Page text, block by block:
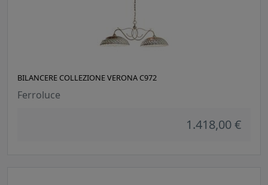
BILANCERE COLLEZIONE VERONA C972
Ferroluce
1.418,00 €